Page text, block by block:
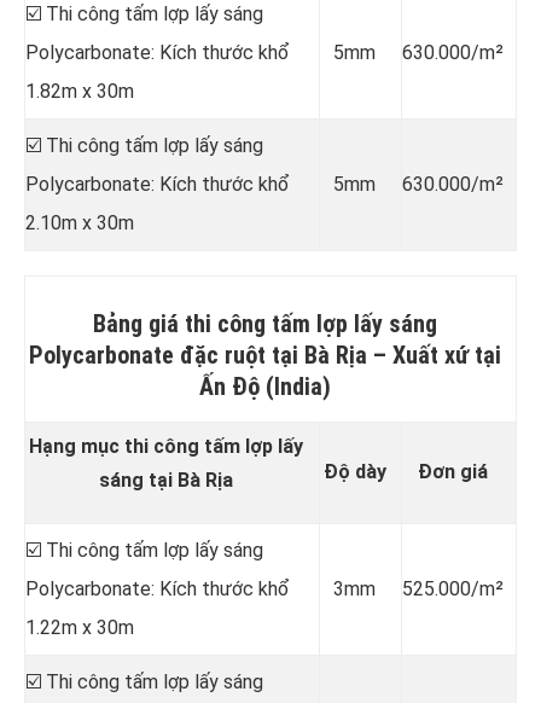
☑️ Thi công tấm lợp lấy sáng
Polycarbonate: Kích thước khổ
1.82m x 30m
5mm 630.000/m²
☑️ Thi công tấm lợp lấy sáng
Polycarbonate: Kích thước khổ
2.10m x 30m
5mm 630.000/m²
Bảng giá thi công tấm lợp lấy sáng
Polycarbonate đặc ruột tại Bà Rịa – Xuất xứ tại
Ấn Độ (India)
Hạng mục thi công tấm lợp lấy
sáng tại Bà Rịa
Độ dày Đơn giá
☑️ Thi công tấm lợp lấy sáng
Polycarbonate: Kích thước khổ
1.22m x 30m
3mm 525.000/m²
☑️ Thi công tấm lợp lấy sáng